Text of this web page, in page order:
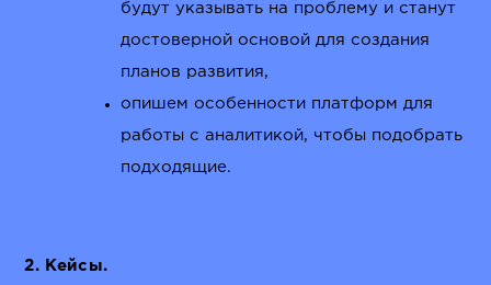
будут указывать на проблему и станут
достоверной основой для создания
планов развития,
опишем особенности платформ для
работы с аналитикой, чтобы подобрать
подходящие.
2. Кейсы.